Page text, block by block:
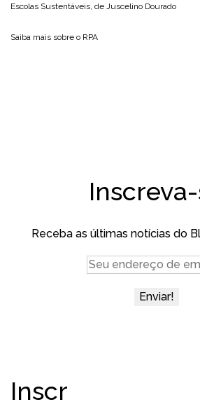
Escolas Sustentáveis, de Juscelino Dourado
Saiba mais sobre o RPA
Receba as últimas notícias do
Inscr